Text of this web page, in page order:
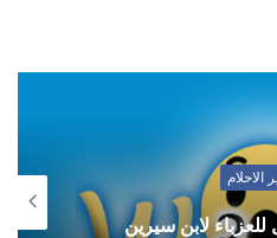
الاحلام
لابن سيرين